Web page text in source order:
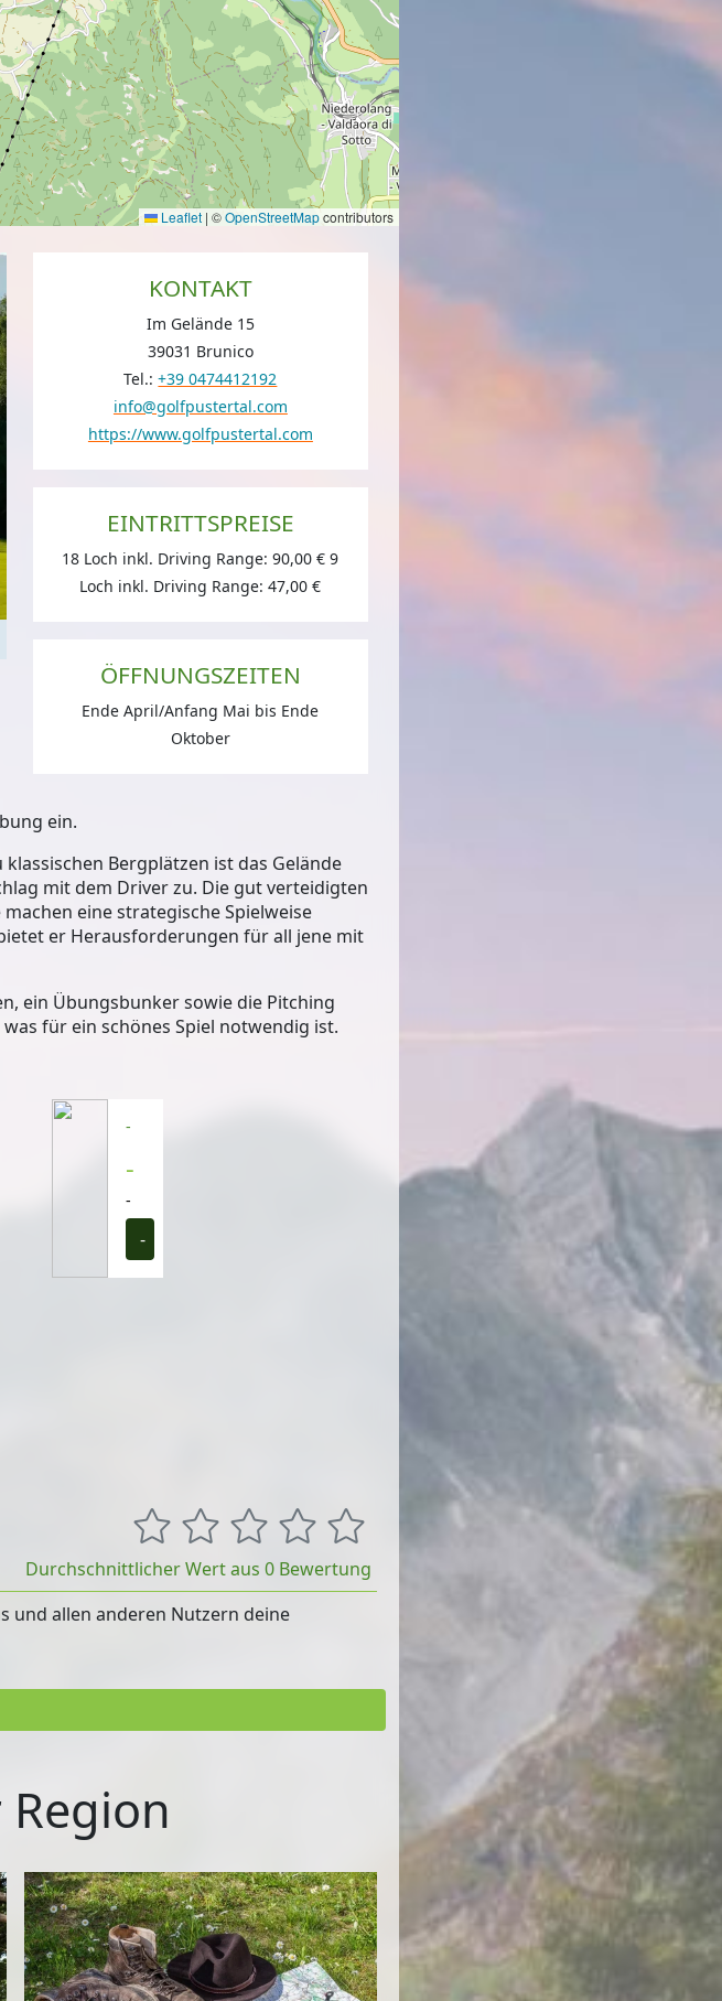
Leaflet | ©OpenStreetMapcontributors
KONTAKT
Im Gelände 15
39031 Brunico
Tel.:+39 0474412192
info@golfpustertal.com
https://www.golfpustertal.com
EINTRITTSPREISE
18 Loch inkl. Driving Range: 90,00 € 9
Loch inkl. Driving Range: 47,00 €
ÖFFNUNGSZEITEN
Ende April/Anfang Mai bis Ende
Oktober
ein.
Bergplätzen ist das Gelände
mit dem Driver zu. Die gut verteidigten
eine strategische Spielweise
er Herausforderungen für all jene mit
ein Übungsbunker sowie die Pitching
für ein schönes Spiel notwendig ist.
-
-
-
-
Durchschnittlicher Wert aus 0 Bewertung
und allen anderen Nutzern deine